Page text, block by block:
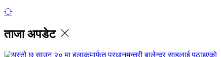
ताजा अपडेट